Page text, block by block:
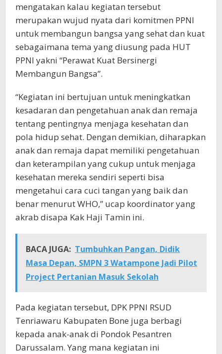
mengatakan kalau kegiatan tersebut
merupakan wujud nyata dari komitmen PPNI
untuk membangun bangsa yang sehat dan kuat
sebagaimana tema yang diusung pada HUT
PPNI yakni “Perawat Kuat Bersinergi
Membangun Bangsa”.
“Kegiatan ini bertujuan untuk meningkatkan
kesadaran dan pengetahuan anak dan remaja
tentang pentingnya menjaga kesehatan dan
pola hidup sehat. Dengan demikian, diharapkan
anak dan remaja dapat memiliki pengetahuan
dan keterampilan yang cukup untuk menjaga
kesehatan mereka sendiri seperti bisa
mengetahui cara cuci tangan yang baik dan
benar menurut WHO,” ucap koordinator yang
akrab disapa Kak Haji Tamin ini.
BACA JUGA: Tumbuhkan Pangan, Didik
Masa Depan, SMPN 3 Watampone Jadi Pilot
Project Pertanian Masuk Sekolah
Pada kegiatan tersebut, DPK PPNI RSUD
Tenriawaru Kabupaten Bone juga berbagi
kepada anak-anak di Pondok Pesantren
Darussalam. Yang mana kegiatan ini